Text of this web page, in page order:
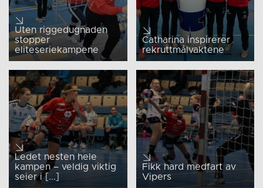
Uten riggedugnaden
stopper
eliteseriekampene
Catharina inspirerer
rekruttmålvaktene
Ledet nesten hele
kampen – veldig viktig
seier i [...]
Fikk hard medfart av
Vipers